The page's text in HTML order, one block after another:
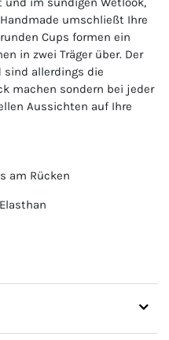
umschließt Ihre
Cups formen ein
in zwei Träger über. Der
sind allerdings die
machen sondern bei jeder
Aussichten auf Ihre
am Rücken